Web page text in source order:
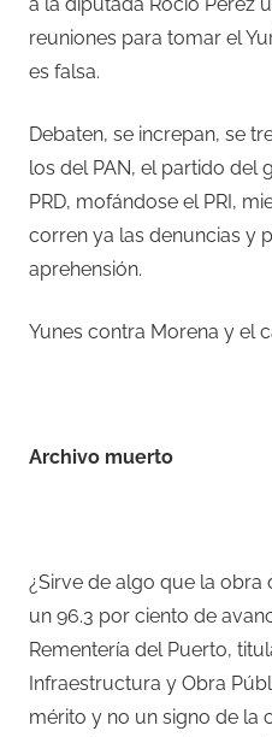
reuniones para tomar el
es falsa.
Debaten, se increpan, se
los del PAN, el partido del
PRD, mofándose el PRI,
corren ya las denuncias y
aprehensión.
Yunes contra Morena y el
Archivo muerto
¿Sirve de algo que la
un 96.3 por ciento de
Rementería del Puerto,
Infraestructura y Obra
mérito y no un signo de la